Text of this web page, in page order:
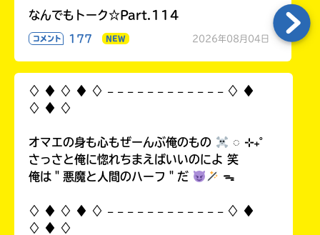
なんでもトーク☆Part.114
コメント 177 NEW 2026年08月04日
♢ ♦︎ ♢ ♦︎ ♢ 𓐄 𓐄 𓐄 𓐄 𓐄 𓐄 𓐄 𓐄 𓐄 𓐄 𓐄 𓐄 ♢ ♦︎
♢ ♦︎ ♢
オマエの身も心もぜーんぶ俺のもの
◌ ⊹₊˚
さっさと俺に惚れちまえばいいのによ 笑
俺は＂悪魔と人間のハーフ＂だ
ᯓ
♢ ♦︎ ♢ ♦︎ ♢ 𓐄 𓐄 𓐄 𓐄 𓐄 𓐄 𓐄 𓐄 𓐄 𓐄 𓐄 𓐄 ♢ ♦︎
♢ ♦︎ ♢